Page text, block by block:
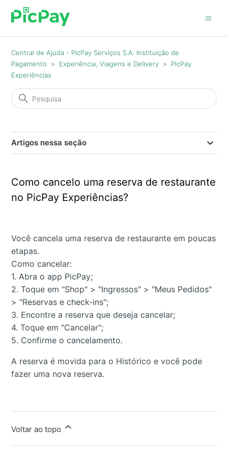
Central de Ajuda - PicPay Serviços S.A. Instituição de
Pagamento
Experiência, Viagens e Delivery
PicPay
Experiências
Artigos nessa seção
Como cancelo uma reserva de restaurante
no PicPay Experiências?
Você cancela uma reserva de restaurante em poucas
etapas.
Como cancelar:
1. Abra o app PicPay;
2. Toque em "Shop" > "Ingressos" > "Meus Pedidos"
> "Reservas e check-ins";
3. Encontre a reserva que deseja cancelar;
4. Toque em "Cancelar";
5. Confirme o cancelamento.
A reserva é movida para o Histórico e você pode
fazer uma nova reserva.
Voltar ao topo